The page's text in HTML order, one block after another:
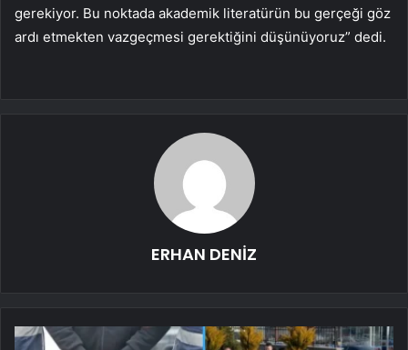
gerekiyor. Bu noktada akademik literatürün bu gerçeği göz
ardı etmekten vazgeçmesi gerektiğini düşünüyoruz” dedi.
ERHAN DENİZ